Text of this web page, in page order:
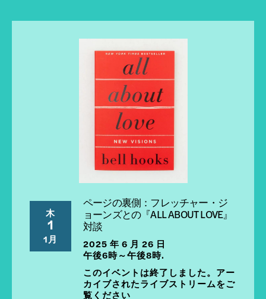
木
1
1月
ページの裏側：フレッチャー・ジ
ョーンズとの『ALL ABOUT LOVE』
対談
2025 年 6 月 26 日
午後6時～午後8時.
このイベントは終了しました。アー
カイブされたライブストリームをご
覧ください